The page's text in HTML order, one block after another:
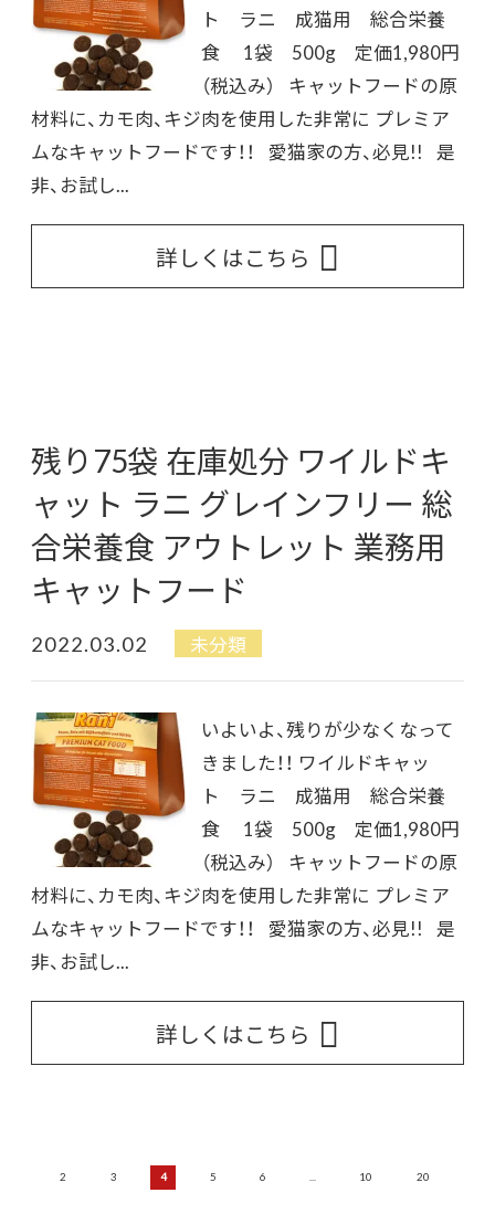
ト ラニ 成猫用 総合栄養
食 1袋 500g 定価1,980円
（税込み） キャットフードの原
材料に、カモ肉、キジ肉を使用した非常に プレミア
ムなキャットフードです！！ 愛猫家の方、必見!! 是
非、お試し...
詳しくはこちら
残り75袋 在庫処分 ワイルドキ
ャット ラニ グレインフリー 総
合栄養食 アウトレット 業務用
キャットフード
2022.03.02 未分類
いよいよ、残りが少なくなって
きました！！ ワイルドキャッ
ト ラニ 成猫用 総合栄養
食 1袋 500g 定価1,980円
（税込み） キャットフードの原
材料に、カモ肉、キジ肉を使用した非常に プレミア
ムなキャットフードです！！ 愛猫家の方、必見!! 是
非、お試し...
詳しくはこちら
2 3 4 5 6 ... 10 20